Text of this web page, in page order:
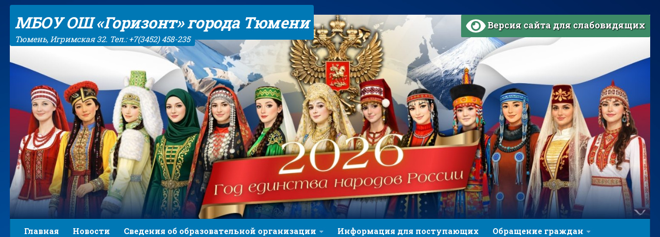
МБОУ ОШ «Горизонт» города Тюмени
Тюмень, Игримская 32. Тел.: +7(3452) 458-235
Версия сайта для слабовидящих
Главная Новости Сведения об образовательной организации Информация для поступающих Обращение граждан